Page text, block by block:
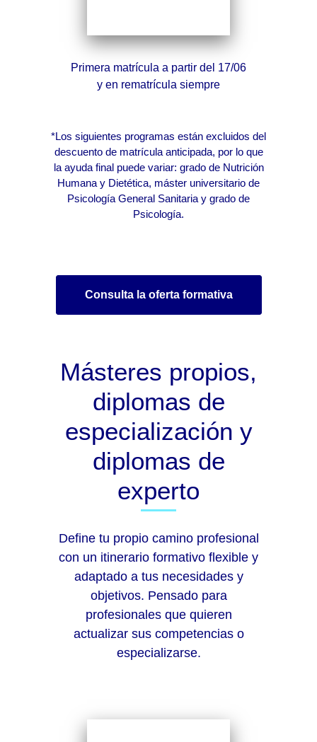
Primera matrícula a partir del 17/06
y en rematrícula siempre
*Los siguientes programas están excluidos del
descuento de matrícula anticipada, por lo que
la ayuda final puede variar: grado de Nutrición
Humana y Dietética, máster universitario de
Psicología General Sanitaria y grado de
Psicología.
Consulta la oferta formativa
Másteres propios,
diplomas de
especialización y
diplomas de
experto
Define tu propio camino profesional
con un itinerario formativo flexible y
adaptado a tus necesidades y
objetivos. Pensado para
profesionales que quieren
actualizar sus competencias o
especializarse.